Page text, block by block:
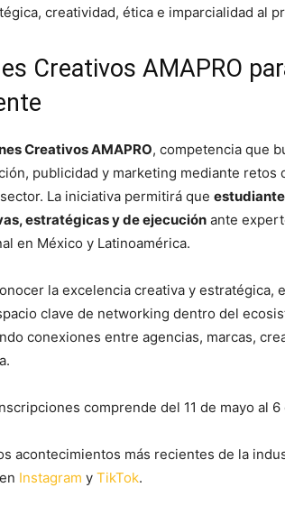
creatividad, ética e imparcialidad al
Creativos AMAPRO
Creativos AMAPRO, competencia que
publicidad y marketing mediante retos
La iniciativa permitirá que
estratégicas y de ejecución ante
en México y Latinoamérica.
la excelencia creativa y estratégica,
clave de networking dentro del
conexiones entre agencias, marcas,
comprende del 11 de mayo al
acontecimientos más recientes de la
Instagram y TikTok.